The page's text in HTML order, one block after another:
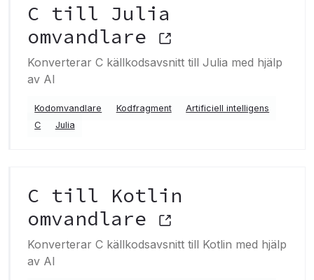
C till Julia
omvandlare
Konverterar C källkodsavsnitt till Julia med hjälp
av AI
Kodomvandlare Kodfragment
Artificiell intelligens
C
Julia
C till Kotlin
omvandlare
Konverterar C källkodsavsnitt till Kotlin med hjälp
av AI